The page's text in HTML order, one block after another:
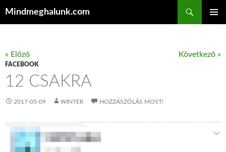
Mindmeghalunk.com
« Előző Következő »
FACEBOOK
12 CSAKRA
2017-05-09 WINTER HOZZÁSZÓLÁS MOST!